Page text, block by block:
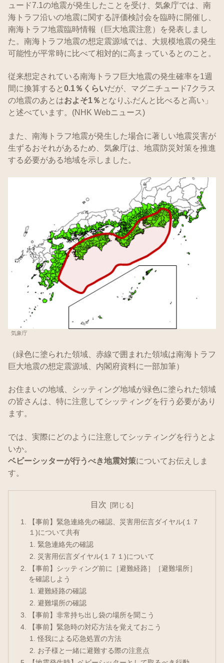
ュード7.1の地震が発生したことを受け、気象庁では、南
海トラフ沿いの地震に関する評価検討会を臨時に開催し、
南海トラフ地震臨時情報（巨大地震注意）を発表しまし
た。南海トラフ地震の想定震源域では、大規模地震の発生
可能性が平常時に比べて相対的に高まっているとのこと。
従来想定されている南海トラフ巨大地震の発生確率を1週
間に換算すると0.1％くらいだが、マグニチュード7クラス
の地震のあとはおよそ1％ となりふだんと比べると高い」
と述べています。(NHK Webニュース)
また、南海トラフ地震が発生した場合に著しい地震災害が
生ずるおそれがあるため、気象庁は、地震防災対策を推進
する必要がある地域を示しました。
気象庁
（緑色に塗られた領域、赤線で囲まれた領域は南海トラフ
巨大地震の想定震源域、内閣府資料に一部加筆）
お住まいの地域、シッティング地域が緑色に塗られた領域
の皆さんは、特に注意してシッティングを行う必要があり
ます。
では、実際にどのように注意してシッティングを行うとよ
いか。
ベビーシッターが行うべき地震対策についてお伝えしま
す。
目次
【事前】緊急連絡先の確認、災害用伝言ダイヤル(１７
１)について共有
緊急連絡先の確認
災害用伝言ダイヤル(１７１)について
【事前】シッティング前に［避難経路］［避難場所］
を確認しよう
避難経路の確認
避難場所の確認
【事前】非常持ち出し袋の場所を聞こう
【事前】緊急時の対応方法を覚えておこう
怪我による応急処置の方法
お子様と一緒に避難する際の注意点